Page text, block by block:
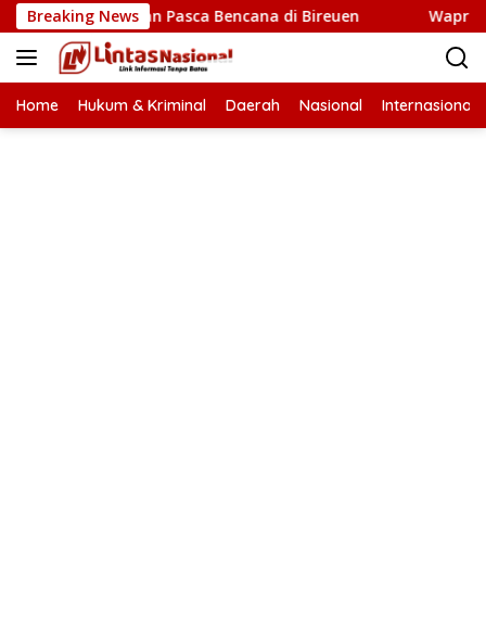
Langsung
ke
konten
Breaking NewsPasca Bencana di Bireuen Wapres Gibran
Home Hukum & Kriminal Daerah Nasional Internasional